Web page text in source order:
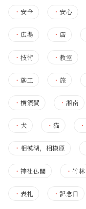
・ 安全 ・安心
・ 広場 ・ 店
・ 技術 ・教室
・ 施工 ・ 旅
・ 横須賀 ・湘南
・ 犬 ・猫 ・
・ 相模湖，相模原
・ 神社仏閣 ・竹林
・ 表札 ・記念日